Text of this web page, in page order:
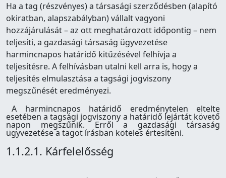
Ha a tag (részvényes) a társasági szerződésben (alapító
okiratban, alapszabályban) vállalt vagyoni
hozzájárulását – az ott meghatározott időpontig – nem
teljesíti, a gazdasági társaság ügyvezetése
harmincnapos határidő kitűzésével felhívja a
teljesítésre. A felhívásban utalni kell arra is, hogy a
teljesítés elmulasztása a tagsági jogviszony
megszűnését eredményezi.
A harmincnapos határidő eredménytelen eltelte
esetében a tagsági jogviszony a határidő lejártát követő
napon megszűnik. Erről a gazdasági társaság
ügyvezetése a tagot írásban köteles értesíteni.
1.1.2.1. Kárfelelősség